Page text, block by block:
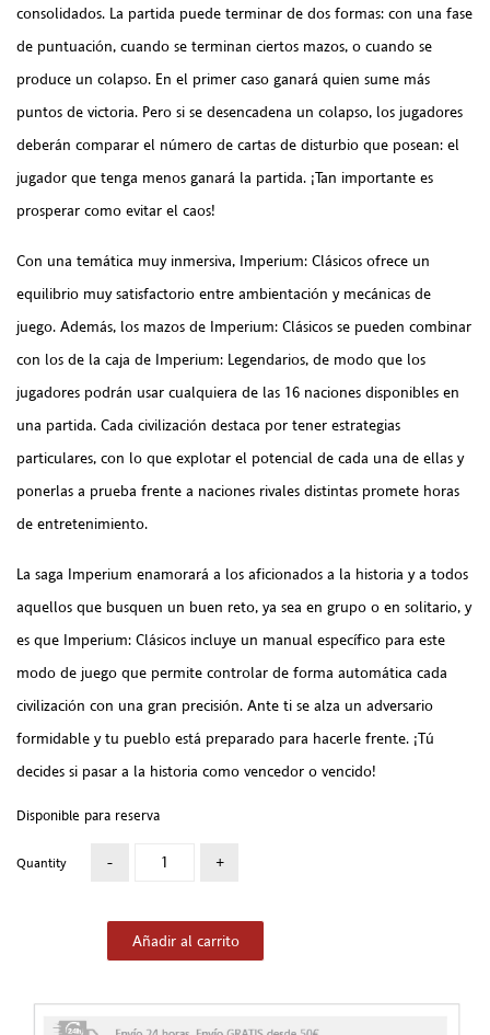
consolidados. La partida puede terminar de dos formas: con una fase
de puntuación, cuando se terminan ciertos mazos, o cuando se
produce un colapso. En el primer caso ganará quien sume más
puntos de victoria. Pero si se desencadena un colapso, los jugadores
deberán comparar el número de cartas de disturbio que posean: el
jugador que tenga menos ganará la partida. ¡Tan importante es
prosperar como evitar el caos!
Con una temática muy inmersiva, Imperium: Clásicos ofrece un
equilibrio muy satisfactorio entre ambientación y mecánicas de
juego. Además, los mazos de Imperium: Clásicos se pueden combinar
con los de la caja de Imperium: Legendarios, de modo que los
jugadores podrán usar cualquiera de las 16 naciones disponibles en
una partida. Cada civilización destaca por tener estrategias
particulares, con lo que explotar el potencial de cada una de ellas y
ponerlas a prueba frente a naciones rivales distintas promete horas
de entretenimiento.
La saga Imperium enamorará a los aficionados a la historia y a todos
aquellos que busquen un buen reto, ya sea en grupo o en solitario, y
es que Imperium: Clásicos incluye un manual específico para este
modo de juego que permite controlar de forma automática cada
civilización con una gran precisión. Ante ti se alza un adversario
formidable y tu pueblo está preparado para hacerle frente. ¡Tú
decides si pasar a la historia como vencedor o vencido!
Disponible para reserva
Quantity
Añadir al carrito